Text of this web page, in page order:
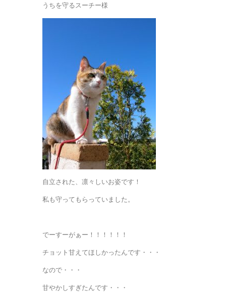
うちを守るスーチー様
自立された、凛々しいお姿です！
私も守ってもらっていました。
でーすーがぁー！！！！！！
チョット甘えてほしかったんです・・・
なので・・・
甘やかしすぎたんです・・・